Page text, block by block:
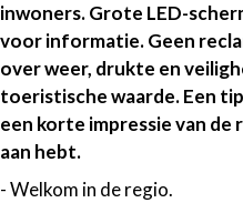
inwoners. Grote LED-
voor informatie. Geen
over weer, drukte en
toeristische waarde. Een
een korte impressie van
aan hebt.
- Welkom in de regio.